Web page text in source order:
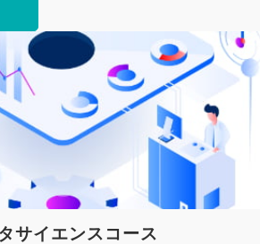
サイエンスコース